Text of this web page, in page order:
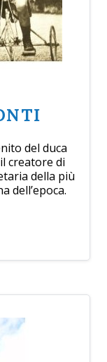
del duca
creatore di
della più
dell’epoca.